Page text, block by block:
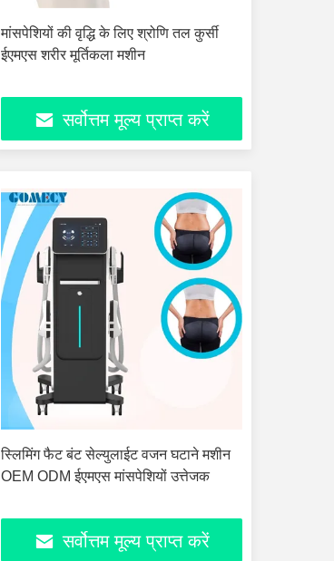
मांसपेशियों की वृद्धि के लिए श्रोणि तल कुर्सी
ईएमएस शरीर मूर्तिकला मशीन
सर्वोत्तम मूल्य प्राप्त करें
स्लिमिंग फैट बंट सेल्युलाईट वजन घटाने मशीन
OEM ODM ईएमएस मांसपेशियों उत्तेजक
सर्वोत्तम मूल्य प्राप्त करें